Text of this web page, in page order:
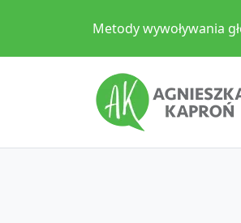
Metody wywoływania